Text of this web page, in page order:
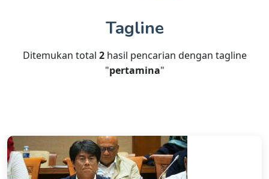
Tagline
Ditemukan total 2hasil pencarian dengan tagline
"pertamina"